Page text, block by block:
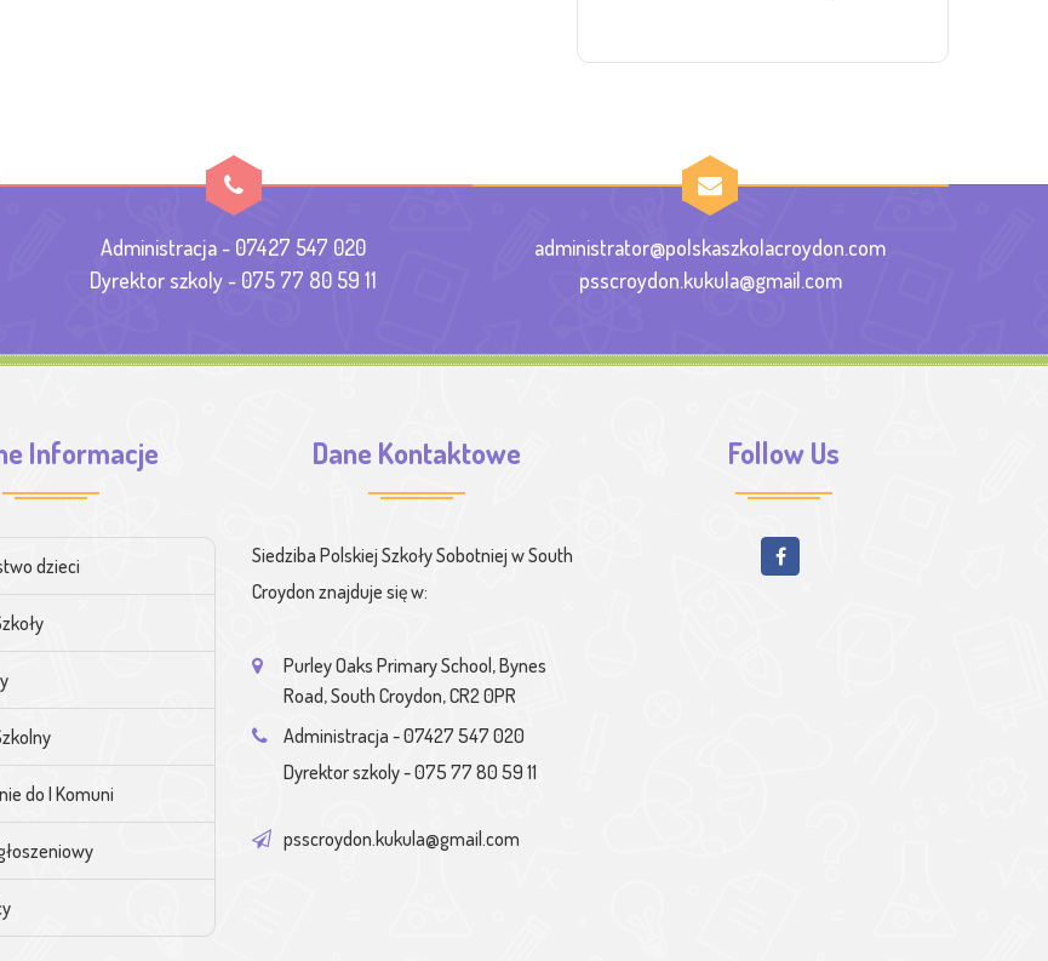
Administracja - 07427 547 020
Dyrektor szkoly - 075 77 80 59 11
administrator@polskaszkolacroydon.com
psscroydon.kukula@gmail.com
Informacje
dzieci
do I Komuni
Dane Kontaktowe
Siedziba Polskiej Szkoły Sobotniej w South
Croydon znajduje się w:
Purley Oaks Primary School, Bynes
Road, South Croydon, CR2 0PR
Administracja - 07427 547 020
Dyrektor szkoly - 075 77 80 59 11
psscroydon.kukula@gmail.com
Follow Us